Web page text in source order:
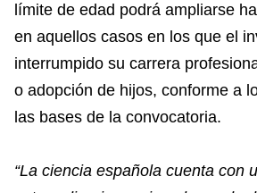
límite de edad podrá ampliarse
en aquellos casos en los que el
interrumpido su carrera
o adopción de hijos, conforme a
las bases de la convocatoria.
“La ciencia española cuenta con